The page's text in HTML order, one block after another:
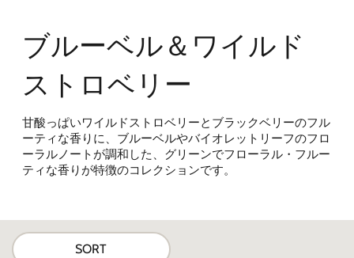
ブルーベル＆ワイルド
ストロベリー
甘酸っぱいワイルドストロベリーとブラックベリーのフル
ーティな香りに、ブルーベルやバイオレットリーフのフロ
ーラルノートが調和した、グリーンでフローラル・フルー
ティな香りが特徴のコレクションです。
SORT